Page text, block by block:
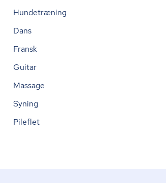
Hundetræning
Dans
Fransk
Guitar
Massage
Syning
Pileflet